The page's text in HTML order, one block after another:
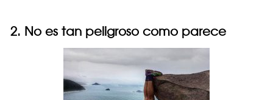
2. No es tan peligroso como parece